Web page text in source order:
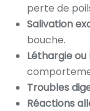
perte de
Salivation
bouche.
Léthargie
Troubles
Réactions